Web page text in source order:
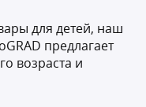
для детей, наш
предлагает
возраста и